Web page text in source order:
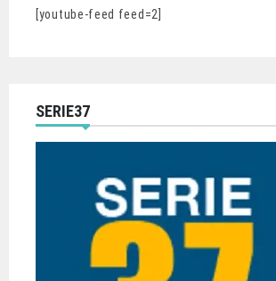
[youtube-feed feed=2]
SERIE37